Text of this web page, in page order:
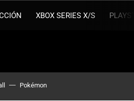
XBOX SERIES X/S
Pokémon